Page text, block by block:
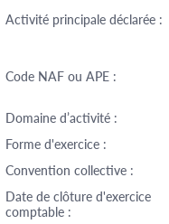
Activité principale déclarée :
Code NAF ou APE :
Domaine d’activité :
Forme d'exercice :
Convention collective :
Date de clôture d'exercice
comptable :